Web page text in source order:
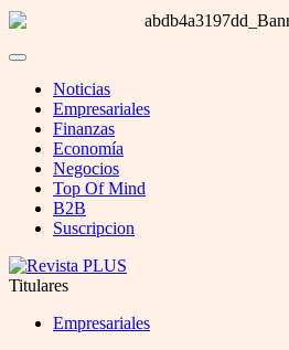
Noticias
Empresariales
Finanzas
Economía
Negocios
Top Of Mind
B2B
Suscripcion
Titulares
Empresariales